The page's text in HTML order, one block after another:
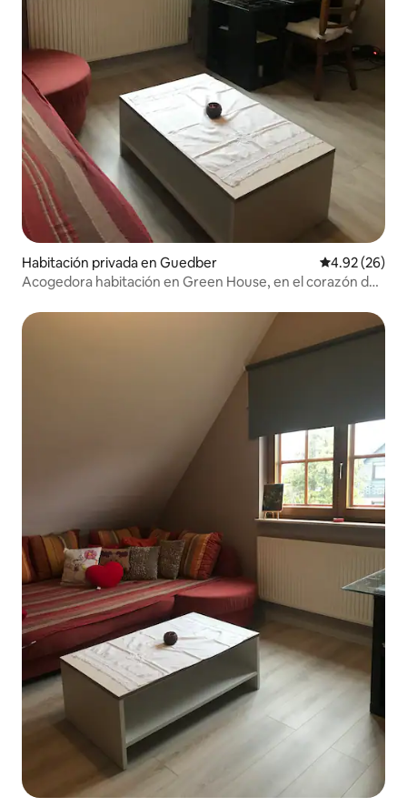
Habitación privada en Guedber Calificación
4.92 (26)
Acogedora habitación en Green House, en el corazón del